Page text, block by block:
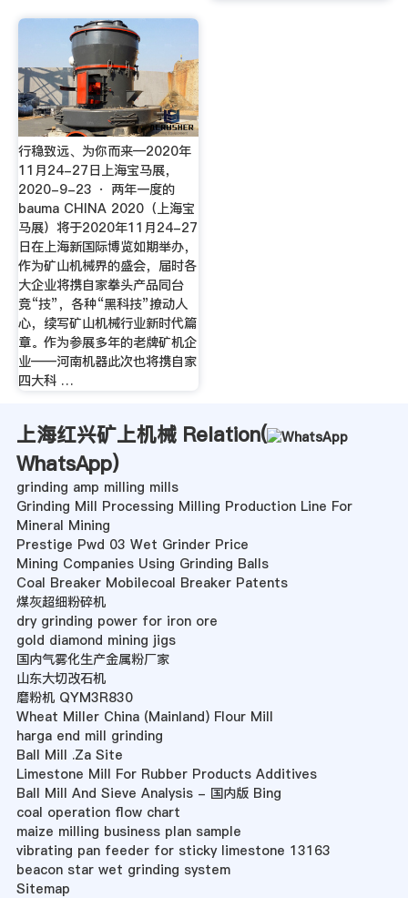
行稳致远、为你而来—2020年
11月24-27日上海宝马展，
2020-9-23 · 两年一度的
bauma CHINA 2020（上海宝
马展）将于2020年11月24-27
日在上海新国际博览如期举办，
作为矿山机械界的盛会，届时各
大企业将携自家拳头产品同台
竞“技”，各种“黑科技”撩动人
心，续写矿山机械行业新时代篇
章。作为参展多年的老牌矿机企
业——河南机器此次也将携自家
四大科 …
上海红兴矿上机械 Relation(
WhatsApp)
grinding amp milling mills
Grinding Mill Processing Milling Production Line For
Mineral Mining
Prestige Pwd 03 Wet Grinder Price
Mining Companies Using Grinding Balls
Coal Breaker Mobilecoal Breaker Patents
煤灰超细粉碎机
dry grinding power for iron ore
gold diamond mining jigs
国内气雾化生产金属粉厂家
山东大切改石机
磨粉机 QYM3R830
Wheat Miller China (Mainland) Flour Mill
harga end mill grinding
Ball Mill .Za Site
Limestone Mill For Rubber Products Additives
Ball Mill And Sieve Analysis - 国内版 Bing
coal operation flow chart
maize milling business plan sample
vibrating pan feeder for sticky limestone 13163
beacon star wet grinding system
Sitemap